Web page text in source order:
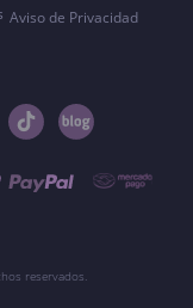
Aviso de Privacidad
reservados.